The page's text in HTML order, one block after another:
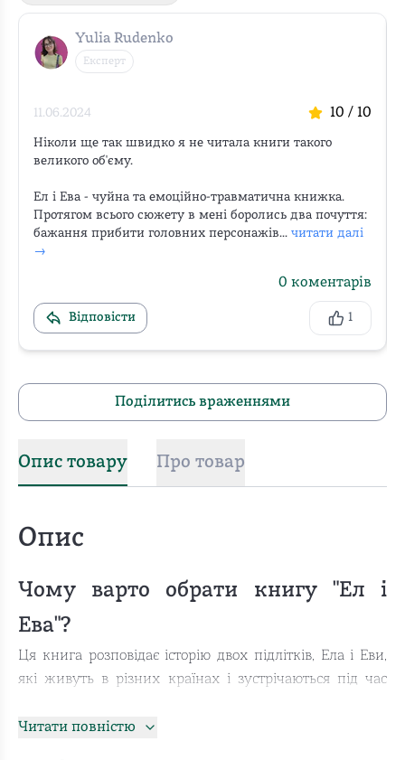
Yulia Rudenko
Експерт
11.06.2024 10 / 10
Ніколи ще так швидко я не читала книги такого
великого об'єму.
Ел і Ева - чуйна та емоційно-травматична книжка.
Протягом всього сюжету в мені боролись два почуття:
бажання прибити головних персонажів... читати далі
→
0 коментарів
Відповісти 1
Поділитись враженнями
Опис товару Про товар
Опис
Чому варто обрати книгу "Ел і
Ева"?
Ця книга розповідає історію двох підлітків, Ела і Еви,
які живуть в різних країнах і зустрічаються під час
їхніх особистих пригод, відкриттів, дружби та
Читати повністю